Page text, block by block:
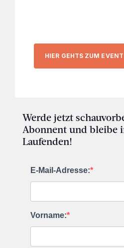
HIER GEHTS ZUM EVENT
Werde jetzt
Abonnent und bleibe
Laufenden!
E-Mail-Adresse:
Vorname: